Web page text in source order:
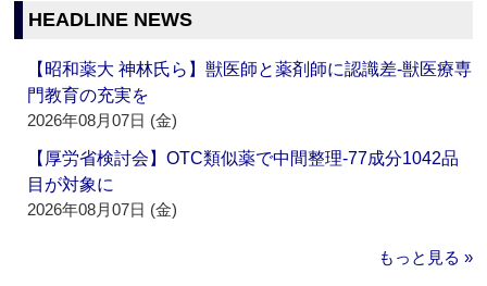
HEADLINE NEWS
【昭和薬大 神林氏ら】獣医師と薬剤師に認識差‐獣医療専
門教育の充実を
2026年08月07日 (金)
【厚労省検討会】OTC類似薬で中間整理‐77成分1042品
目が対象に
2026年08月07日 (金)
もっと見る »